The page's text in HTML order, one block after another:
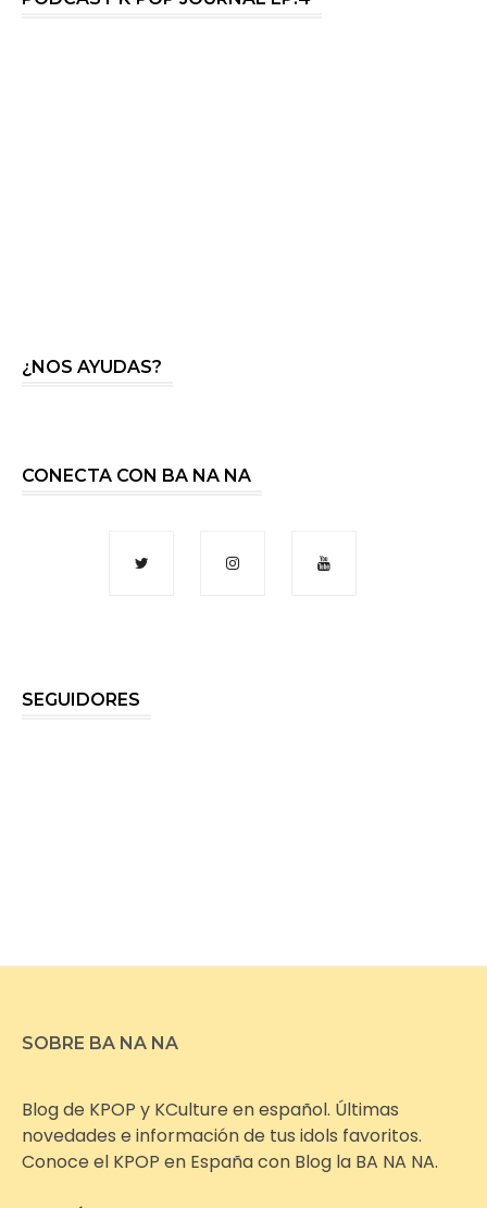
¿NOS AYUDAS?
CONECTA CON BA NA NA
SEGUIDORES
SOBRE BA NA NA
Blog de KPOP y KCulture en español. Últimas
novedades e información de tus idols favoritos.
Conoce el KPOP en España con Blog la BA NA NA.